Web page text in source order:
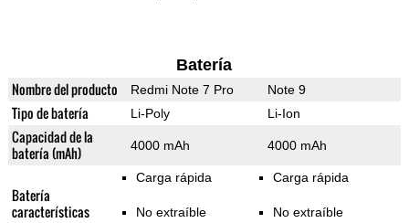
Batería
Nombre del producto Redmi Note 7 Pro Note 9
Tipo de batería Li-Poly Li-Ion
Capacidad de la
batería (mAh)
4000 mAh 4000 mAh
Batería
características
Carga rápida
No extraíble
Carga rápida
No extraíble